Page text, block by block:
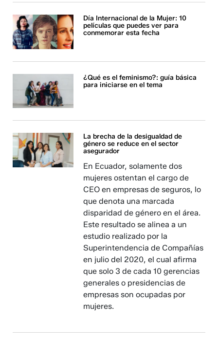
Día Internacional de la Mujer: 10
películas que puedes ver para
conmemorar esta fecha
¿Qué es el feminismo?: guía básica
para iniciarse en el tema
La brecha de la desigualdad de
género se reduce en el sector
asegurador
En Ecuador, solamente dos
mujeres ostentan el cargo de
CEO en empresas de seguros, lo
que denota una marcada
disparidad de género en el área.
Este resultado se alinea a un
estudio realizado por la
Superintendencia de Compañías
en julio del 2020, el cual afirma
que solo 3 de cada 10 gerencias
generales o presidencias de
empresas son ocupadas por
mujeres.